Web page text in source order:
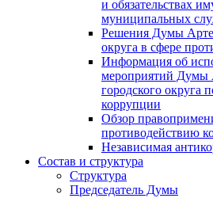
и обязательствах
муниципальных
Решения Думы
округа в сфере
Информация об
мероприятий Думы
городского округа
коррупции
Обзор
противодействию
Независимая
Состав и структура
Структура
Председатель Думы